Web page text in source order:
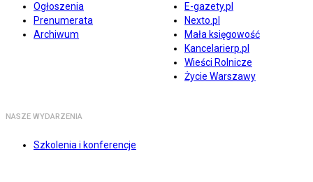
Ogłoszenia
Prenumerata
Archiwum
E-gazety.pl
Nexto.pl
Mała księgowość
Kancelarierp.pl
Wieści Rolnicze
Życie Warszawy
NASZE WYDARZENIA
Szkolenia i konferencje